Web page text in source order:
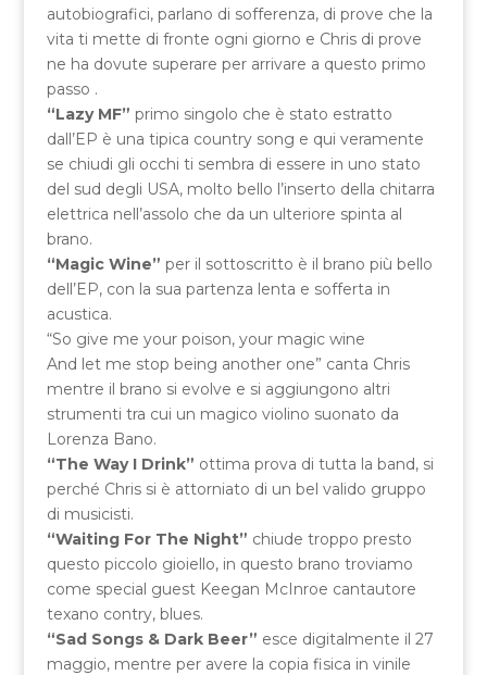
autobiografici, parlano di sofferenza, di prove che la
vita ti mette di fronte ogni giorno e Chris di prove
ne ha dovute superare per arrivare a questo primo
passo .
“Lazy MF” primo singolo che è stato estratto
dall’EP è una tipica country song e qui veramente
se chiudi gli occhi ti sembra di essere in uno stato
del sud degli USA, molto bello l’inserto della chitarra
elettrica nell’assolo che da un ulteriore spinta al
brano.
“Magic Wine” per il sottoscritto è il brano più bello
dell’EP, con la sua partenza lenta e sofferta in
acustica.
“So give me your poison, your magic wine
And let me stop being another one” canta Chris
mentre il brano si evolve e si aggiungono altri
strumenti tra cui un magico violino suonato da
Lorenza Bano.
“The Way I Drink” ottima prova di tutta la band, si
perché Chris si è attorniato di un bel valido gruppo
di musicisti.
“Waiting For The Night” chiude troppo presto
questo piccolo gioiello, in questo brano troviamo
come special guest Keegan McInroe cantautore
texano contry, blues.
“Sad Songs & Dark Beer” esce digitalmente il 27
maggio, mentre per avere la copia fisica in vinile